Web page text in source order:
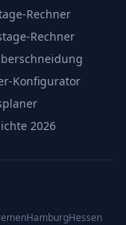
Rechner
Rechner
Konfigurator
2026
HamburgHessen